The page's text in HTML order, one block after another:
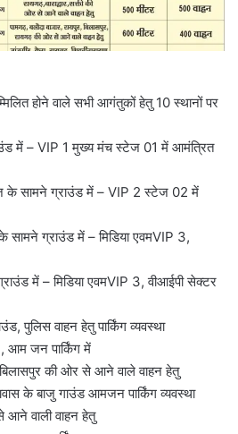
होने वाले सभी आगंतुकों हेतु 10 स्थानों पर
में – VIP 1 मुख्य मंच स्टेज 01 में आमंत्रित
के सामने ग्राउंड में – VIP 2 स्टेज 02 में
सामने ग्राउंड में – मिडिया एवमVIP 3,
में – मिडिया एवमVIP 3, वीआईपी सेक्टर
पुलिस वाहन हेतु पार्किंग व्यवस्था
आम जन पार्किंग में
बिलासपुर की ओर से आने वाले वाहन हेतु
के बाजु गाउंड आमजन पार्किंग व्यवस्था
आने वाली वाहन हेतु